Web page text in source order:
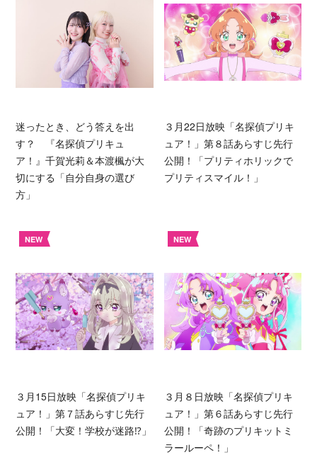
迷ったとき、どう答えを出
す？ 『名探偵プリキュ
ア！』千賀光莉＆本渡楓が大
切にする「自分自身の選び
方」
３月22日放映「名探偵プリキ
ュア！」第８話あらすじ先行
公開！「プリティホリックで
プリティスマイル！」
NEW
３月15日放映「名探偵プリキ
ュア！」第７話あらすじ先行
公開！「大変！学校が迷路⁉︎」
NEW
３月８日放映「名探偵プリキ
ュア！」第６話あらすじ先行
公開！「奇跡のプリキットミ
ラールーペ！」